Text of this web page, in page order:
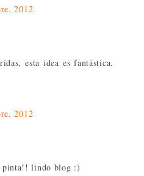
2012
esta idea es fantástica.
2012
pinta!! lindo blog :)